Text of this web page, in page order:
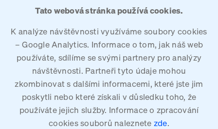
Tato webová stránka používá cookies.
K analýze návštěvnosti využíváme soubory cookies
– Google Analytics. Informace o tom, jak náš web
používáte, sdílíme se svými partnery pro analýzy
návštěvnosti. Partneři tyto údaje mohou
zkombinovat s dalšími informacemi, které jste jim
poskytli nebo které získali v důsledku toho, že
používáte jejich služby. Informace o zpracování
cookies souborů naleznete zde.